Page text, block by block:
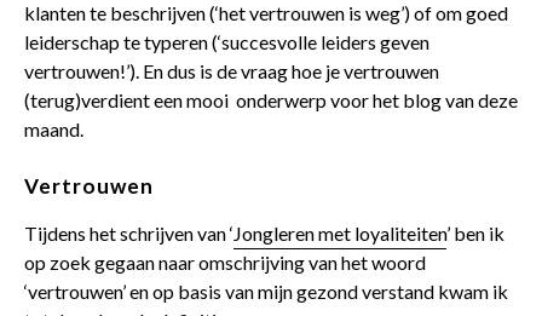
klanten te beschrijven (‘het vertrouwen is weg’) of om goed
leiderschap te typeren (‘succesvolle leiders geven
vertrouwen!’). En dus is de vraag hoe je vertrouwen
(terug)verdient een mooi onderwerp voor het blog van deze
maand.
Vertrouwen
Tijdens het schrijven van ‘Jongleren met loyaliteiten’ ben ik
op zoek gegaan naar omschrijving van het woord
‘vertrouwen’ en op basis van mijn gezond verstand kwam ik